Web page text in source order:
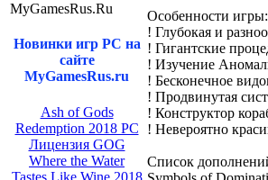
MyGamesRus.Ru
Новинки игр PC на
сайте
MyGamesRus.ru
Ash of Gods
Redemption 2018 PC
Лицензия GOG
Where the Water
Tastes Like Wine 2018
Особенности игры:
! Глубокая и
! Гигантские
! Изучение
! Бесконечное
! Продвинутая
! Конструктор
! Невероятно
Список